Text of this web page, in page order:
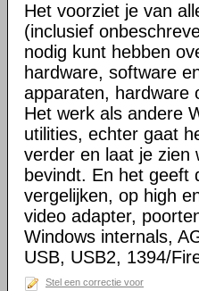
Het voorziet je van
(inclusief
nodig kunt hebben
hardware, software
apparaten, hardware
Het werk als andere
utilities, echter gaat
verder en laat je zien
bevindt. En het geeft
vergelijken, op high
video adapter,
Windows internals,
USB, USB2, 1394/
Stel een correctie voor